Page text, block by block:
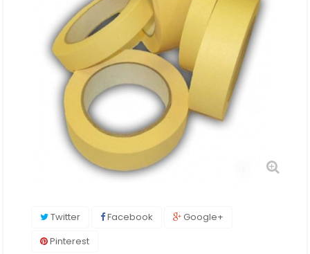
Twitter Facebook
Google+
Pinterest